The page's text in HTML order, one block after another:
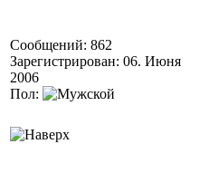
Сообщений: 862
Зарегистрирован: 06. Июня
2006
Пол: